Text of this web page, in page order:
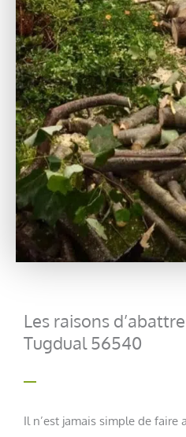
Les raisons
Tugdual 56540
Il n’est jamais simple de faire